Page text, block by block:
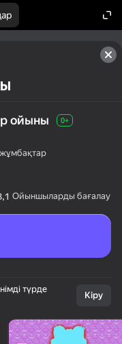
ойыны 0+
Ойыншыларды бағалау
түрде
Кіру